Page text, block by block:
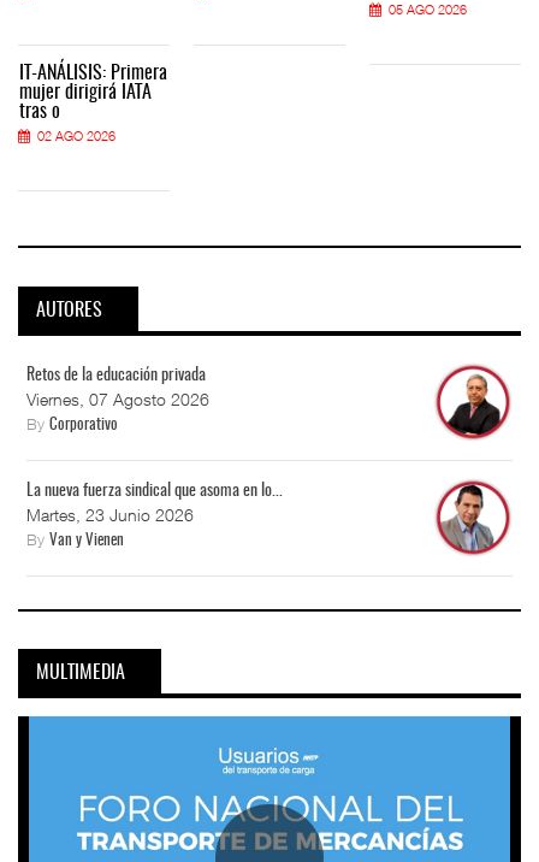
IT-ANÁLISIS: Primera
mujer dirigirá IATA
tras o
02 AGO 2026
05 AGO 2026
AUTORES
Retos de la educación privada
Viernes, 07 Agosto 2026
By Corporativo
La nueva fuerza sindical que asoma en lo...
Martes, 23 Junio 2026
By Van y Vienen
MULTIMEDIA